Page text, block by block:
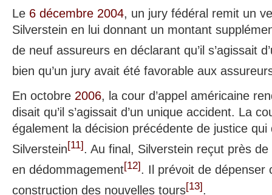
Le 6 décembre 2004, un jury fédéral remit un
Silverstein en lui donnant un montant
de neuf assureurs en déclarant qu’il s’agissait
bien qu’un jury avait été favorable aux
En octobre 2006, la cour d’appel américaine
disait qu’il s’agissait d’un unique accident. La
également la décision précédente de justice qui
Silverstein[11] . Au final, Silverstein reçut près
en dédommagement[12]. Il prévoit de dépenser
construction des nouvelles tours[13]